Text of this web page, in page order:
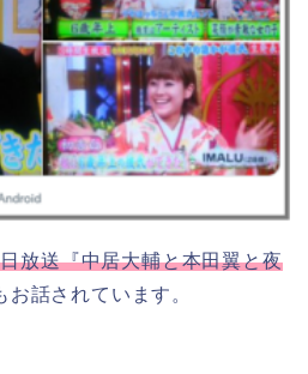
放送『中居大輔と本田翼と夜
お話されています。